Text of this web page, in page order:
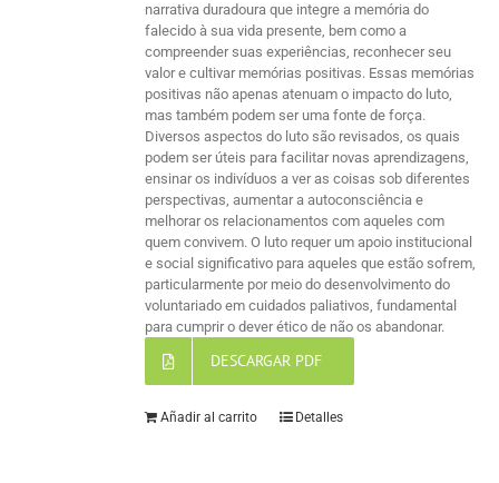
narrativa duradoura que integre a memória do
falecido à sua vida presente, bem como a
compreender suas experiências, reconhecer seu
valor e cultivar memórias positivas. Essas memórias
positivas não apenas atenuam o impacto do luto,
mas também podem ser uma fonte de força.
Diversos aspectos do luto são revisados, os quais
podem ser úteis para facilitar novas aprendizagens,
ensinar os indivíduos a ver as coisas sob diferentes
perspectivas, aumentar a autoconsciência e
melhorar os relacionamentos com aqueles com
quem convivem. O luto requer um apoio institucional
e social significativo para aqueles que estão sofrem,
particularmente por meio do desenvolvimento do
voluntariado em cuidados paliativos, fundamental
para cumprir o dever ético de não os abandonar.
DESCARGAR PDF
Añadir al carrito Detalles